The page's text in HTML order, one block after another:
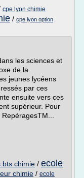
cpe lyon chimie
/ cpe lyon option
les sciences et
de la
jeunes lycéens
par ces
ensuite vers ces
supérieur. Pour
bts chimie / ecole
chimie / ecole